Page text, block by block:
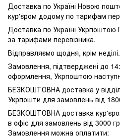
Доставка по Україні Новою
кур'єром додому по тарифам
Доставка по Україні Укрпоштою
за тарифами перевізника.
Відправляємо щодня, крім неділі.
Замовлення, підтверджені до
оформлення, Укрпоштою
БЕЗКОШТОВНА доставка у
Укрпошти для замовлень від
БЕЗКОШТОВНА доставка
в офіс для замовлень від 3000
Замовлення можна оплатити: